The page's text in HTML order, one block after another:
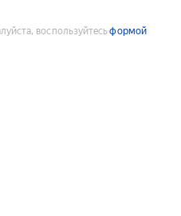
воспользуйтесьформой